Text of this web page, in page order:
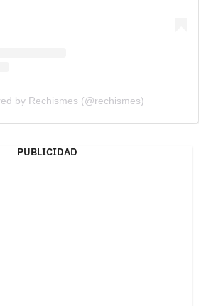
by Rechismes (@rechismes)
PUBLICIDAD